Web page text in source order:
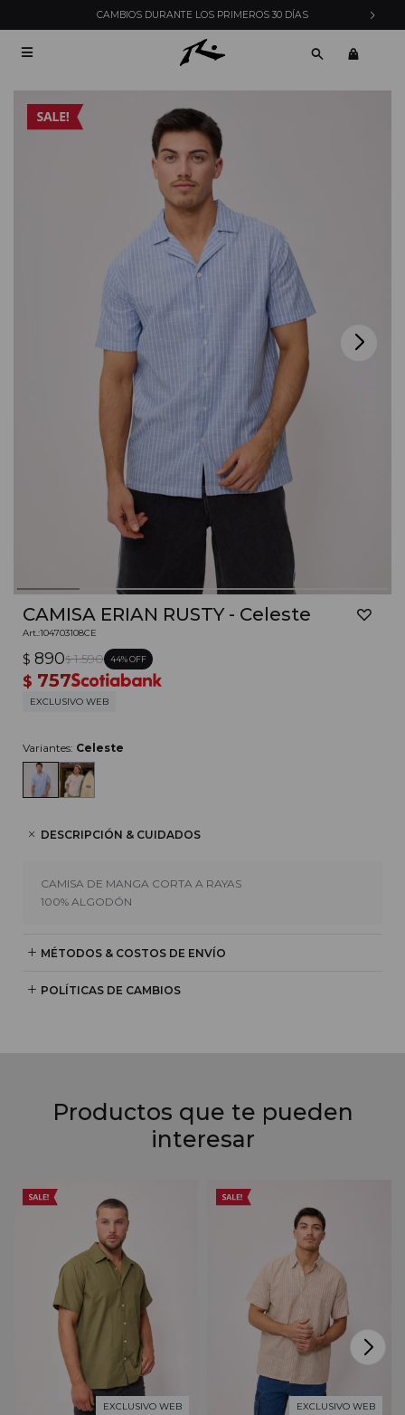
CAMBIOS DURANTE LOS PRIMEROS 30 DÍAS

CAMISA ERIAN RUSTY - Celeste
104703108CE
$ 890$ 1.590 44
$ 757
EXCLUSIVO WEB
Variantes: Celeste
DESCRIPCIÓN & CUIDADOS
CAMISA DE MANGA CORTA A RAYAS
100% ALGODÓN
MÉTODOS & COSTOS DE ENVÍO
POLÍTICAS DE CAMBIOS
Productos que te pueden
interesar
EXCLUSIVO WEB EXCLUSIVO WEB